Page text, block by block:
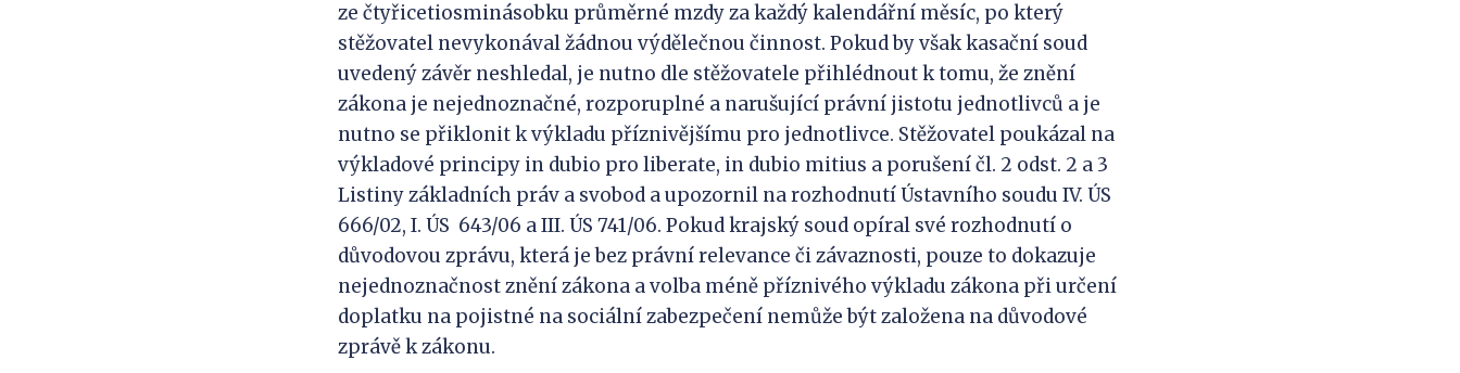
ze čtyřicetiosminásobku průměrné mzdy za každý kalendářní měsíc, po který
stěžovatel nevykonával žádnou výdělečnou činnost. Pokud by však kasační soud
uvedený závěr neshledal, je nutno dle stěžovatele přihlédnout k tomu, že znění
zákona je nejednoznačné, rozporuplné a narušující právní jistotu jednotlivců a je
nutno se přiklonit k výkladu příznivějšímu pro jednotlivce. Stěžovatel poukázal na
výkladové principy in dubio pro liberate, in dubio mitius a porušení čl. 2 odst. 2 a 3
Listiny základních práv a svobod a upozornil na rozhodnutí Ústavního soudu IV. ÚS
666/02, I. ÚS 643/06 a III. ÚS 741/06. Pokud krajský soud opíral své rozhodnutí o
důvodovou zprávu, která je bez právní relevance či závaznosti, pouze to dokazuje
nejednoznačnost znění zákona a volba méně příznivého výkladu zákona při určení
doplatku na pojistné na sociální zabezpečení nemůže být založena na důvodové
zprávě k zákonu.